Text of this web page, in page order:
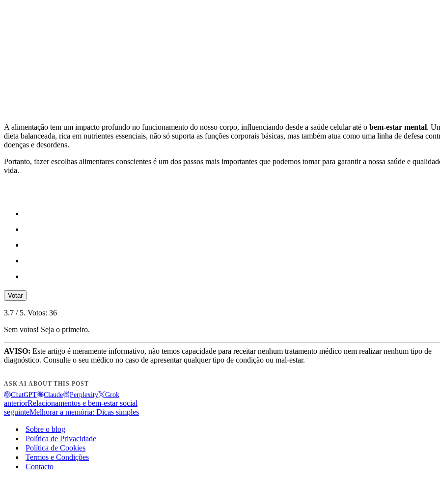
A alimentação tem um impacto profundo no funcionamento do nosso corpo, influenciando desde a saúde celular até o bem-estar mental.
dieta balanceada, rica em nutrientes essenciais, não só suporta as funções corporais básicas, mas também atua como uma linha de defesa
doenças e desordens.
Portanto, fazer escolhas alimentares conscientes é um dos passos mais importantes que podemos tomar para garantir a nossa saúde e
vida.
Votar
3.7 / 5. Votos: 36
Sem votos! Seja o primeiro.
AVISO: Este artigo é meramente informativo, não temos capacidade para receitar nenhum tratamento médico nem realizar nenhum tipo de
diagnóstico. Consulte o seu médico no caso de apresentar qualquer tipo de condição ou mal-estar.
ASK AI ABOUT THIS POST
ChatGPT Claude Perplexity Grok
anteriorRelacionamentos e bem-estar social
seguinteMelhorar a memória: Dicas simples
Sobre o blog
Política de Privacidade
Política de Cookies
Termos e Condições
Contacto